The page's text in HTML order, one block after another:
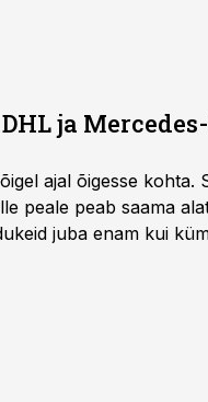
ja
ajal õigesse kohta.
peale peab saama
juba enam kui